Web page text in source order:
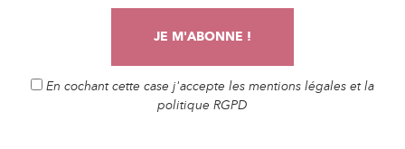
En cochant cette case j'accepte les mentions légales et la
politique RGPD